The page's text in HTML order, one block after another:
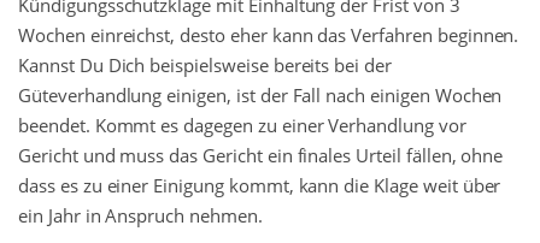
Kündigungsschutzklage mit Einhaltung der Frist von 3
Wochen einreichst, desto eher kann das Verfahren beginnen.
Kannst Du Dich beispielsweise bereits bei der
Güteverhandlung einigen, ist der Fall nach einigen Wochen
beendet. Kommt es dagegen zu einer Verhandlung vor
Gericht und muss das Gericht ein finales Urteil fällen, ohne
dass es zu einer Einigung kommt, kann die Klage weit über
ein Jahr in Anspruch nehmen.